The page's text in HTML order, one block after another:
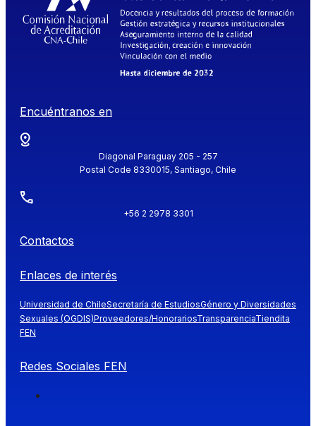
Encuéntranos en
Diagonal Paraguay 205 - 257
Postal Code 8330015, Santiago, Chile
+56 2 2978 3301
Contactos
Enlaces de interés
Universidad de ChileSecretaría de EstudiosGénero y Diversidades
Sexuales (OGDIS)Proveedores/HonorariosTransparenciaTiendita
FEN
Redes Sociales FEN